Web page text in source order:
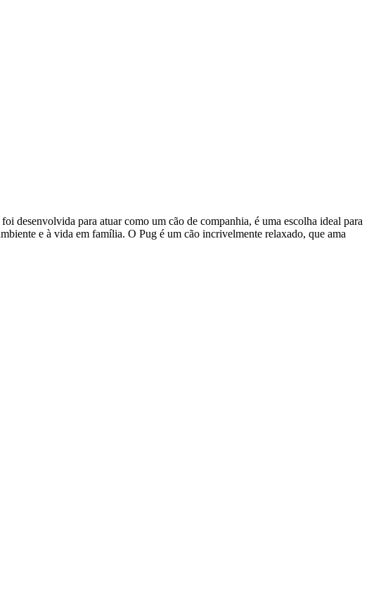
desenvolvida para atuar como um cão de companhia, é uma escolha ideal para
e à vida em família. O Pug é um cão incrivelmente relaxado, que ama